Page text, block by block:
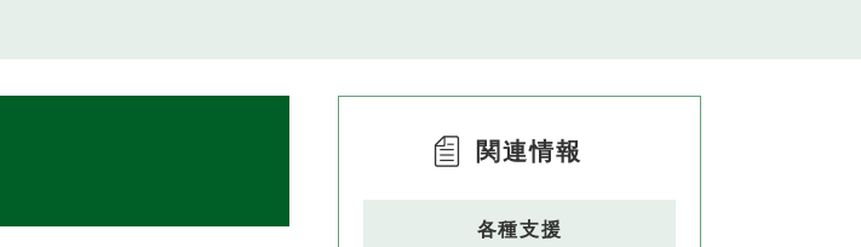
関連情報
各種支援